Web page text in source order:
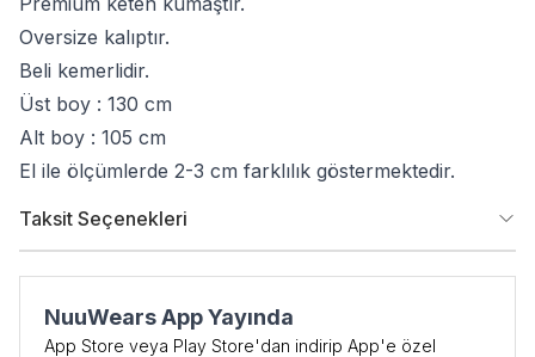
Oversize kalıptır.
Beli kemerlidir.
Üst boy : 130 cm
Alt boy : 105 cm
El ile ölçümlerde 2-3 cm farklılık göstermektedir.
Taksit Seçenekleri
NuuWears App Yayında
App Store veya Play Store'dan indirip App'e özel